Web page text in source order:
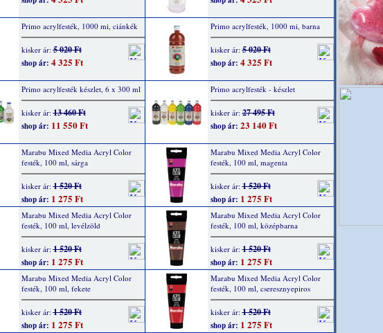
Primo acrylfesték, 1000 mi, ciánkék
kisker ár:5 020 Ft
shop ár: 4 325 Ft
Primo acrylfesték, 1000 mi, barna
kisker ár:5 020 Ft
shop ár: 4 325 Ft
Primo acrylfesték készlet, 6 x 300 ml
kisker ár:13 460 Ft
shop ár: 11 550 Ft
Primo acrylfesték - készlet
kisker ár:27 495 Ft
shop ár: 23 140 Ft
Marabu Mixed Media Acryl Color
festék, 100 ml, sárga
kisker ár:1 520 Ft
shop ár: 1 275 Ft
Marabu Mixed Media Acryl Color
festék, 100 ml, magenta
kisker ár:1 520 Ft
shop ár: 1 275 Ft
Marabu Mixed Media Acryl Color
festék, 100 ml, levélzöld
kisker ár:1 520 Ft
shop ár: 1 275 Ft
Marabu Mixed Media Acryl Color
festék, 100 ml, középbarna
kisker ár:1 520 Ft
shop ár: 1 275 Ft
Marabu Mixed Media Acryl Color
festék, 100 ml, fekete
kisker ár:1 520 Ft
shop ár: 1 275 Ft
Marabu Mixed Media Acryl Color
festék, 100 ml, cseresznyepiros
kisker ár:1 520 Ft
shop ár: 1 275 Ft